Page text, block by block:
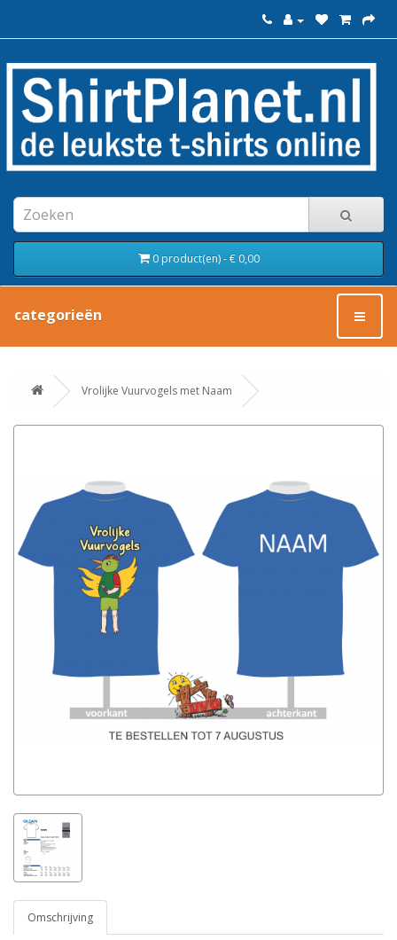
0 product(en) - € 0,00
categorieën
Vrolijke Vuurvogels met Naam
Omschrijving